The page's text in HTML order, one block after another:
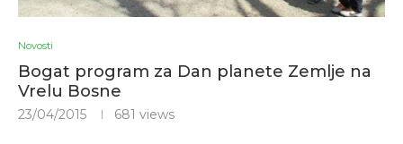
Novosti
Bogat program za Dan planete Zemlje na
Vrelu Bosne
23/04/2015 681 views